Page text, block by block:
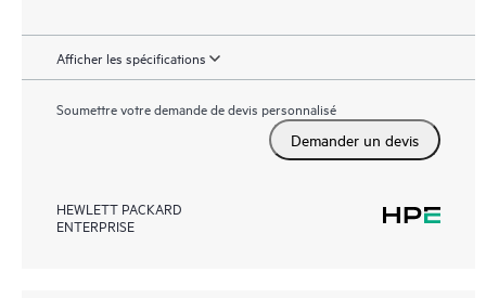
Afficher les spécifications
Soumettre votre demande de devis personnalisé
Demander un devis
HEWLETT PACKARD
ENTERPRISE